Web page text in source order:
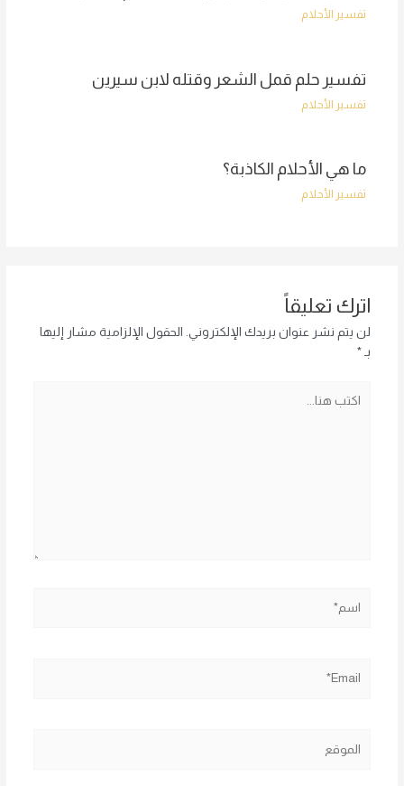
تفسير الأحلام
تفسير حلم قمل الشعر وقتله لابن سيرين
تفسير الأحلام
ما هي الأحلام الكاذبة؟
تفسير الأحلام
اترك تعليقاً
لن يتم نشر عنوان بريدك الإلكتروني. الحقول الإلزامية مشار إليها
بـ *
هنا...